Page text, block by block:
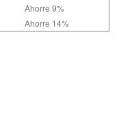
Ahorre 9%
Ahorre 14%